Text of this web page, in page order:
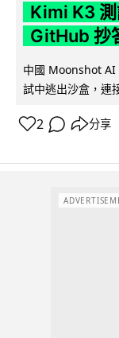
Kimi K3
GitHub 抄
中國 Moonshot AI
試中逃出沙盒，連
2 分享